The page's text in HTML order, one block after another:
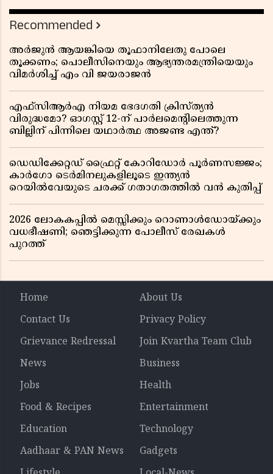
Recommended
അർജുൻ ആയങ്കിയെ തൂഫാനിലേതു പോലെ
തൂക്കണം; പൊലീസിനെയും ആഭ്യന്തരമന്ത്രിയെയും
വിമർശിച്ച് എം വി ജയരാജൻ
എഫ്സിആർഎ നിയമ ഭേദഗതി ക്രിസ്ത്യൻ
വിരുദ്ധമോ? ഓഗസ്റ്റ് 12-ന് പാർലമെന്റിലെത്തുന്ന
ബില്ലിന് പിന്നിലെ യഥാർത്ഥ അജണ്ട എന്ത്?
ഡെഡിക്കേറ്റഡ് ഫ്രൈറ്റ് കോറിഡോർ പൂർണസജ്ജം;
കാർഗോ ടെർമിനലുകളിലൂടെ ഇന്ത്യൻ
റെയിൽവേയുടെ ചരക്ക് ഗതാഗതത്തിൽ വൻ കുതിപ്പ്
2026 ലോകകപ്പിൽ മെസ്സിക്കും റൊണാൾഡോയ്ക്കും
വധഭീഷണി; ഞെട്ടിക്കുന്ന പോലീസ് രേഖകൾ
പുറത്ത്
Home
About Us
Contact Us
Privacy Policy
Grievance Redressal
Join Kvartha Team Club
News
Business
Jobs
Health
Food & Recipes
Entertainment
Education
Technology
Aadhaar & PAN News
Gadgets